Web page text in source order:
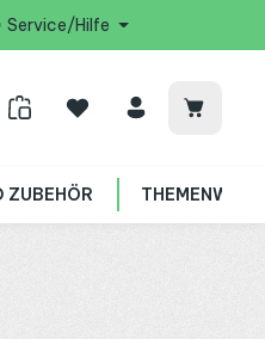
Service/Hilfe
ZUBEHÖR